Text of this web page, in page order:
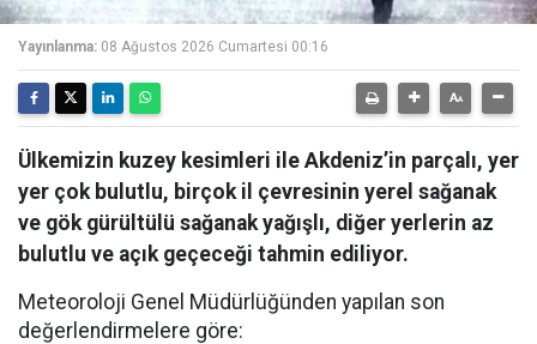
Yayınlanma: 08 Ağustos 2026 Cumartesi 00:16
Ülkemizin kuzey kesimleri ile Akdeniz’in parçalı, yer
yer çok bulutlu, birçok il çevresinin yerel sağanak
ve gök gürültülü sağanak yağışlı, diğer yerlerin az
bulutlu ve açık geçeceği tahmin ediliyor.
Meteoroloji Genel Müdürlüğünden yapılan son
değerlendirmelere göre: